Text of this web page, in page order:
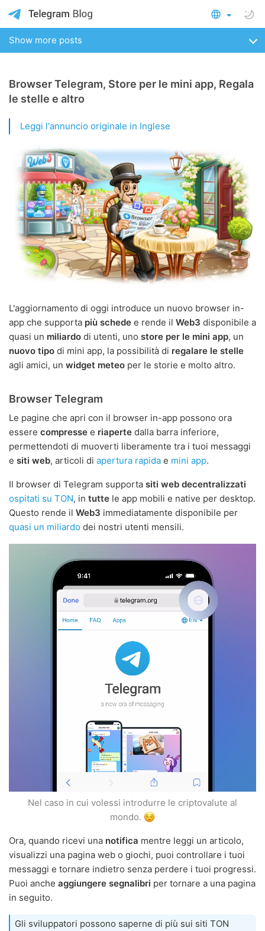
Show more posts
Browser Telegram, Store per le mini app, Regala
le stelle e altro
Leggi l'annuncio originale in Inglese
L'aggiornamento di oggi introduce un nuovo browser in-
app che supporta più schede e rende il Web3 disponibile a
quasi un miliardo di utenti, uno store per le mini app, un
nuovo tipo di mini app, la possibilità di regalare le stelle
agli amici, un widget meteo per le storie e molto altro.
Browser Telegram
Le pagine che apri con il browser in-app possono ora
essere compresse e riaperte dalla barra inferiore,
permettendoti di muoverti liberamente tra i tuoi messaggi
e siti web, articoli di apertura rapida e mini app.
Il browser di Telegram supporta siti web decentralizzati
ospitati su TON, in tutte le app mobili e native per desktop.
Questo rende il Web3 immediatamente disponibile per
quasi un miliardo dei nostri utenti mensili.
Nel caso in cui volessi introdurre le criptovalute al
mondo.
Ora, quando ricevi una notifica mentre leggi un articolo,
visualizzi una pagina web o giochi, puoi controllare i tuoi
messaggi e tornare indietro senza perdere i tuoi progressi.
Puoi anche aggiungere segnalibri per tornare a una pagina
in seguito.
Gli sviluppatori possono saperne di più sui siti TON